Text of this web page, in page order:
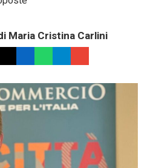
Maria Cristina Carlini